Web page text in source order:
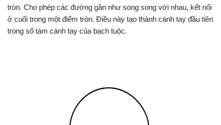
tròn. Cho phép các đường gần như song song với nhau, kết nối
ở cuối trong một điểm tròn. Điều này tạo thành cánh tay đầu tiên
trong số tám cánh tay của bạch tuộc.